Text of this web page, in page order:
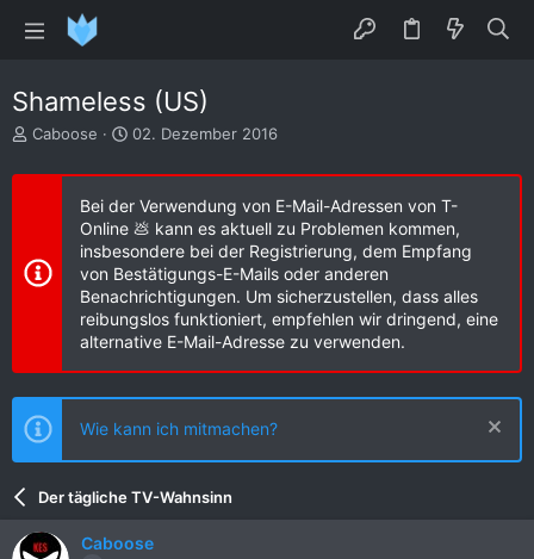
Shameless (US)
E
s
l
e
Caboose
E
s
e
l
l
t
a
m
02. Dezember 2016
Bei der Verwendung von E-Mail-Adressen von T-
Online 💩 kann es aktuell zu Problemen kommen,
insbesondere bei der Registrierung, dem Empfang
von Bestätigungs-E-Mails oder anderen
Benachrichtigungen. Um sicherzustellen, dass alles
reibungslos funktioniert, empfehlen wir dringend, eine
alternative E-Mail-Adresse zu verwenden.
Wie kann ich mitmachen?
Der tägliche TV-Wahnsinn
Caboose